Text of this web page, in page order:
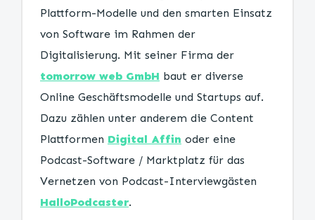
Plattform-Modelle und den smarten Einsatz
von Software im Rahmen der
Digitalisierung. Mit seiner Firma der
tomorrow web GmbH baut er diverse
Online Geschäftsmodelle und Startups auf.
Dazu zählen unter anderem die Content
Plattformen Digital Affin oder eine
Podcast-Software / Marktplatz für das
Vernetzen von Podcast-Interviewgästen
HalloPodcaster.